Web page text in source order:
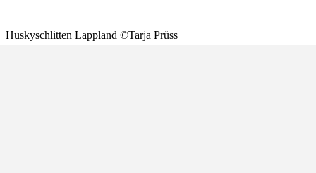
Huskyschlitten Lappland ©Tarja Prüss